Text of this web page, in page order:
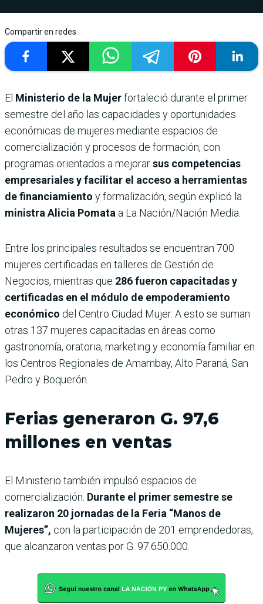
Compartir en redes
El Ministerio de la Mujerfortaleció durante el primer
semestre del año las capacidades y oportunidades
económicas de mujeres mediante espacios de
comercialización y procesos de formación, con
programas orientados a mejorarsus competencias
empresariales y facilitar el acceso a herramientas
de financiamiento y formalización, según explicó la
ministra Alicia Pomata a La Nación/Nación Media.
Entre los principales resultados se encuentran 700
mujeres certificadas en talleres de Gestión de
Negocios, mientras que 286 fueron capacitadas y
certificadas en el módulo de empoderamiento
económico del Centro Ciudad Mujer. A esto se suman
otras 137 mujeres capacitadas en áreas como
gastronomía, oratoria, marketing y economía familiar en
los Centros Regionales de Amambay, Alto Paraná, San
Pedro y Boquerón.
Ferias generaron G. 97,6
millones en ventas
El Ministerio también impulsó espacios de
comercialización. Durante el primer semestre se
realizaron 20 jornadas de la Feria “Manos de
Mujeres”, con la participación de 201 emprendedoras,
que alcanzaron ventas por G. 97.650.000.